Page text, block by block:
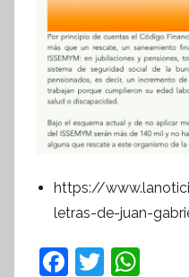
https://
letras-de-juan-
F
T